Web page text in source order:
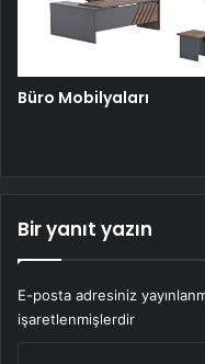
Büro Mobilyaları
Bir yanıt yazın
E-posta adresiniz
işaretlenmişlerdir